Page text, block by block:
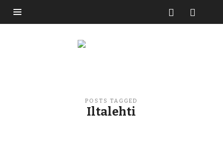
Buzzikuski
POSTS TAGGED
Iltalehti